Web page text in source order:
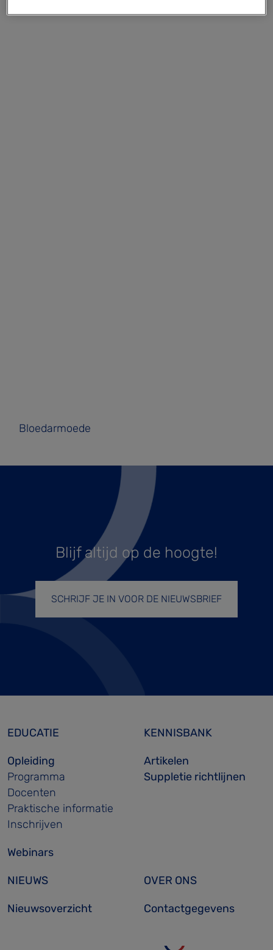
Bloedarmoede
Blijf altijd op de hoogte!
SCHRIJF JE IN VOOR DE NIEUWSBRIEF
EDUCATIE
Opleiding
Programma
Docenten
Praktische informatie
Inschrijven
Webinars
KENNISBANK
Artikelen
Suppletie richtlijnen
NIEUWS
Nieuwsoverzicht
OVER ONS
Contactgegevens